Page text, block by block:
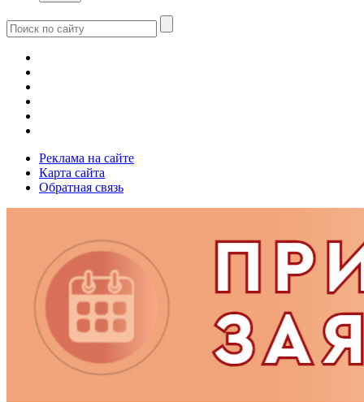
Реклама на сайте
Карта сайта
Обратная связь